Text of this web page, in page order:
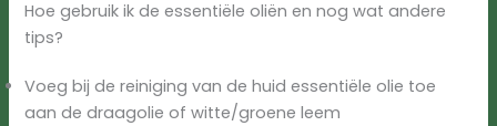
Hoe gebruik ik de essentiële oliën en nog wat andere
tips?
Voeg bij de reiniging van de huid essentiële olie toe
aan de draagolie of witte/groene leem